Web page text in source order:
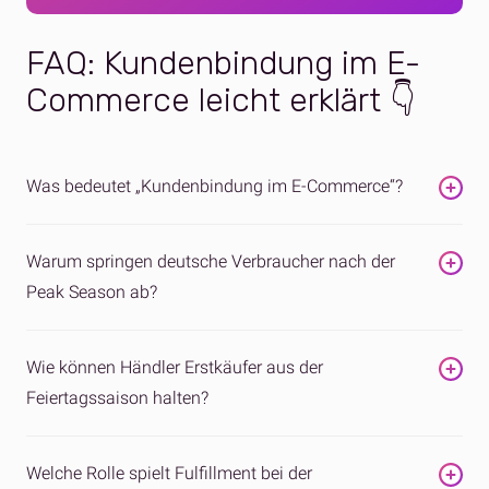
FAQ: Kundenbindung im E-
Commerce leicht erklärt 👇
Was bedeutet „Kundenbindung im E-Commerce“?
Der Begriff bezieht sich auf Strategien zur Steigerung der
Kundenloyalität im Onlinehandel – darunter Fulfillment-
Warum springen deutsche Verbraucher nach der
Peak Season ab?
Sie kaufen häufig rabattgetrieben, erwarten schnelle
Lieferung und wechseln leicht die Marke. Wenn das
Wie können Händler Erstkäufer aus der
Feiertagssaison halten?
Durch zuverlässige Lieferung, personalisierte
Welche Rolle spielt Fulfillment bei der